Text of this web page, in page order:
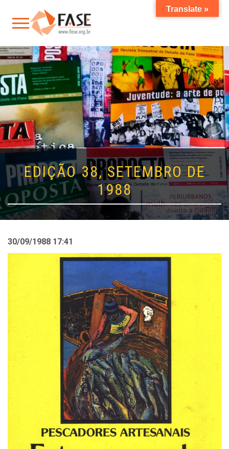
EDIÇÃO 38, SETEMBRO DE
1988
30/09/1988 17:41
Translate »